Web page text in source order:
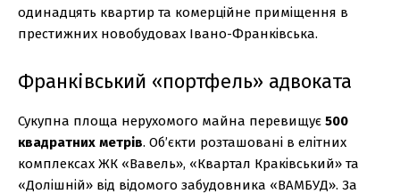
одинадцять квартир та комерційне приміщення в
престижних новобудовах Івано-Франківська.
Франківський «портфель» адвоката
Сукупна площа нерухомого майна перевищує 500
квадратних метрів. Об’єкти розташовані в елітних
комплексах ЖК «Вавель», «Квартал Краківський» та
«Долішній» від відомого забудовника «ВАМБУД». За